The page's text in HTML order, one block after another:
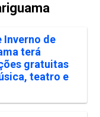
Inverno de
terá
gratuitas
teatro e